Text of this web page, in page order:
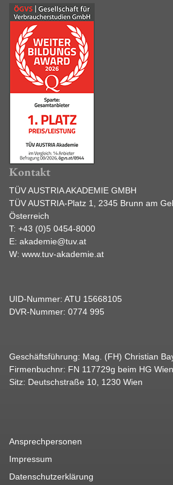
Kontakt
TÜV AUSTRIA AKADEMIE GMBH
TÜV AUSTRIA-Platz 1, 2345 Brunn am
Österreich
T: +43 (0)5 0454-8000
E: akademie@tuv.at
W: www.tuv-akademie.at
UID-Nummer: ATU 15668105
DVR-Nummer: 0774 995
Geschäftsführung: Mag. (FH) Christian
Firmenbuchnr: FN 117729g beim HG Wien
Sitz: Deutschstraße 10, 1230 Wien
Ansprechpersonen
Impressum
Datenschutzerklärung